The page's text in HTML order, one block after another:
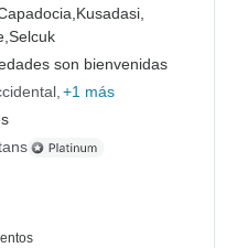
Kusadasi,
Selcuk
son bienvenidas
+1 más